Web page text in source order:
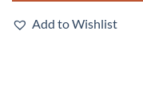
Add to Wishlist